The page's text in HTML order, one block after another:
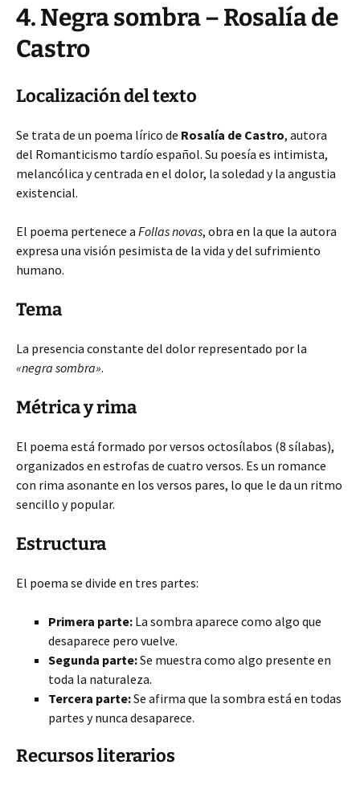
4. Negra sombra – Rosalía de
Castro
Localización del texto
Se trata de un poema lírico de Rosalía de Castro, autora
del Romanticismo tardío español. Su poesía es intimista,
melancólica y centrada en el dolor, la soledad y la angustia
existencial.
El poema pertenece a Follas novas, obra en la que la autora
expresa una visión pesimista de la vida y del sufrimiento
humano.
Tema
La presencia constante del dolor representado por la
«negra sombra».
Métrica y rima
El poema está formado por versos octosílabos (8 sílabas),
organizados en estrofas de cuatro versos. Es un romance
con rima asonante en los versos pares, lo que le da un ritmo
sencillo y popular.
Estructura
El poema se divide en tres partes:
Primera parte: La sombra aparece como algo que
desaparece pero vuelve.
Segunda parte:Se muestra como algo presente en
toda la naturaleza.
Tercera parte:Se afirma que la sombra está en todas
partes y nunca desaparece.
Recursos literarios